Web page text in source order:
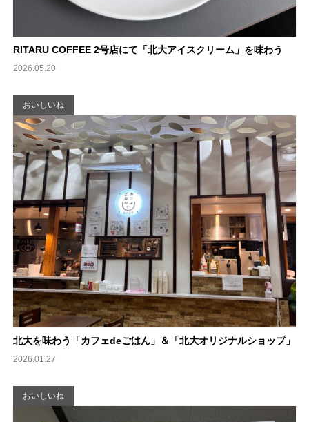
RITARU COFFEE 2号店にて「北大アイスクリーム」を味わう
2026.05.20
おいしいね
北大を味わう「カフェdeごはん」＆「北大オリジナルショップ」
2026.01.27
おいしいね